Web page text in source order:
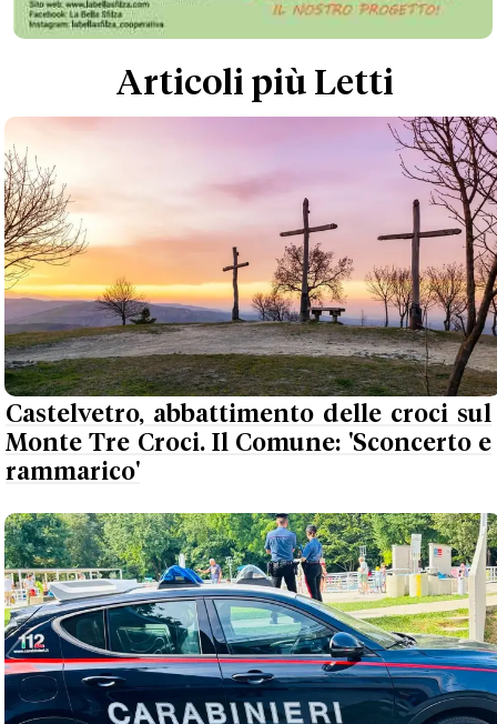
Articoli più Letti
Castelvetro, abbattimento delle croci sul
Monte Tre Croci. Il Comune: 'Sconcerto e
rammarico'